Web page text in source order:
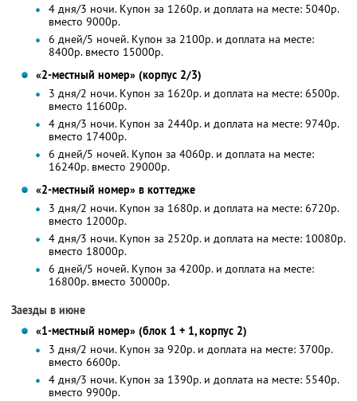
4 дня/3 ночи. Купон за 1260р. и доплата на месте: 5040р.
вместо 9000р.
6 дней/5 ночей. Купон за 2100р. и доплата на месте:
8400р. вместо 15000р.
«2-местный номер» (корпус 2/3)
3 дня/2 ночи. Купон за 1620р. и доплата на месте: 6500р.
вместо 11600р.
4 дня/3 ночи. Купон за 2440р. и доплата на месте: 9740р.
вместо 17400р.
6 дней/5 ночей. Купон за 4060р. и доплата на месте:
16240р. вместо 29000р.
«2-местный номер» в коттедже
3 дня/2 ночи. Купон за 1680р. и доплата на месте: 6720р.
вместо 12000р.
4 дня/3 ночи. Купон за 2520р. и доплата на месте: 10080р.
вместо 18000р.
6 дней/5 ночей. Купон за 4200р. и доплата на месте:
16800р. вместо 30000р.
Заезды в июне
«1-местный номер» (блок 1 + 1, корпус 2)
3 дня/2 ночи. Купон за 920р. и доплата на месте: 3700р.
вместо 6600р.
4 дня/3 ночи. Купон за 1390р. и доплата на месте: 5540р.
вместо 9900р.